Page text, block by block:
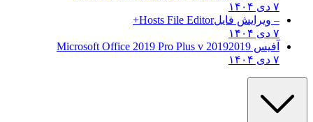
– ویرایش فایلHosts File Editor+
آفیس 2019
2019 Microsoft Office 2019 Pro Plus v